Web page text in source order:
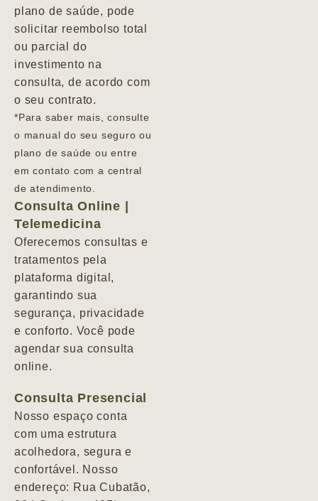
plano de saúde, pode
solicitar reembolso total
ou parcial do
investimento na
consulta, de acordo com
o seu contrato.
*Para saber mais, consulte
o manual do seu seguro ou
plano de saúde ou entre
em contato com a central
de atendimento.
Consulta Online |
Telemedicina
Oferecemos consultas e
tratamentos pela
plataforma digital,
garantindo sua
segurança, privacidade
e conforto. Você pode
agendar sua consulta
online.
Consulta Presencial
Nosso espaço conta
com uma estrutura
acolhedora, segura e
confortável. Nosso
endereço: Rua Cubatão,